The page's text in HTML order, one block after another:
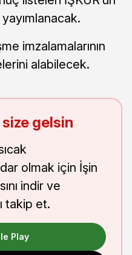
imzalamalarının
alabilecek.
gelsin
olmak için İşin
indir ve
takip et.
Play